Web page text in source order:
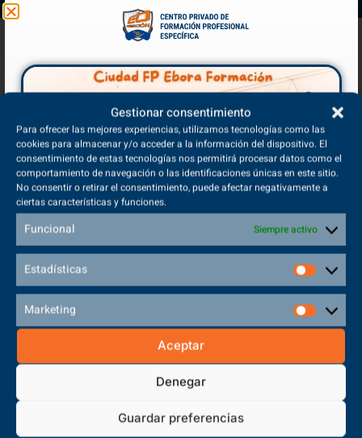
Gestionar consentimiento
Para ofrecer las mejores experiencias, utilizamos tecnologías como las
cookies para almacenar y/o acceder a la información del dispositivo. El
consentimiento de estas tecnologías nos permitirá procesar datos como el
comportamiento de navegación o las identificaciones únicas en este sitio.
No consentir o retirar el consentimiento, puede afectar negativamente a
ciertas características y funciones.
Funcional Siempre activo
Estadísticas
Marketing
Aceptar
Denegar
Guardar preferencias